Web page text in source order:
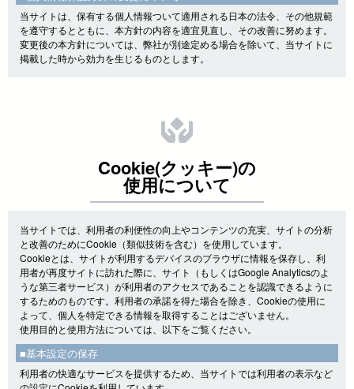
当サイトは、保有する個人情報ついて適用される日本の法令、その他規範
を遵守するとともに、本方針の内容を適宜見直し、その改善に努めます。
変更後の本方針については、弊社が別途定める場合を除いて、当サイトに
掲載した時から効力を生じるものとします。
Cookie(クッキー)の
使用について
当サイトでは、利用者の利便性の向上やコンテンツの充実、サイトの分析
と改善のためにCookie（類似技術を含む）を使用しています。
Cookieとは、サイトが利用するデバイスのブラウザに情報を保存し、利
用者が再度サイトに訪れた際に、サイト（もしくはGoogle Analyticsのよ
うな第三者サービス）が利用者のアクセスであることを認識できるように
するためのものです。利用者の承諾を得た場合を除き、Cookieの使用に
よって、個人を特定できる情報を取得することはございません。
使用目的と使用方法については、以下をご覧ください。
■基本設定の保存
利用者の快適なサービスを提供するため、当サイトでは利用者の表示など